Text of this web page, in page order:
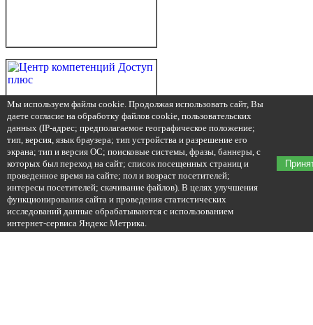
Мы используем файлы cookie. Продолжая использовать сайт, Вы
даете согласие на обработку файлов cookie, пользовательских
данных (IP-адрес; предполагаемое географическое положение;
тип, версия, язык браузера; тип устройства и разрешение его
экрана; тип и версия ОС; поисковые системы, фразы, баннеры, с
которых был переход на сайт; список посещенных страниц и
проведенное время на сайте; пол и возраст посетителей;
интересы посетителей; скачивание файлов). В целях улучшения
функционирования сайта и проведения статистических
исследований данные обрабатываются с использованием
интернет-сервиса Яндекс Метрика.